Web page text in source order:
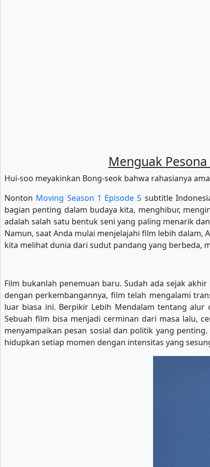
Menguak
Hui-soo meyakinkan Bong-seok bahwa rahasianya
Nonton Moving Season 1 Episode 5 subtitle
bagian penting dalam budaya kita, menghibur,
adalah salah satu bentuk seni yang paling menarik
Namun, saat Anda mulai menjelajahi film lebih dalam,
kita melihat dunia dari sudut pandang yang berbeda,
Film bukanlah penemuan baru. Sudah ada sejak
dengan perkembangannya, film telah mengalami
luar biasa ini. Berpikir Lebih Mendalam tentang alur
Sebuah film bisa menjadi cerminan dari masa lalu,
menyampaikan pesan sosial dan politik yang
hidupkan setiap momen dengan intensitas yang